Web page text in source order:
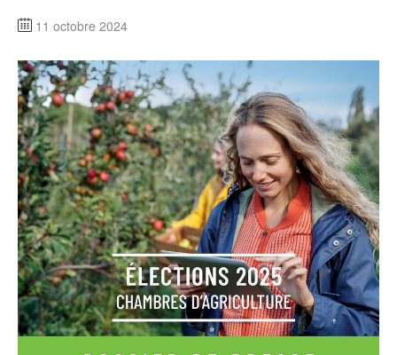
Contact
11 octobre 2024